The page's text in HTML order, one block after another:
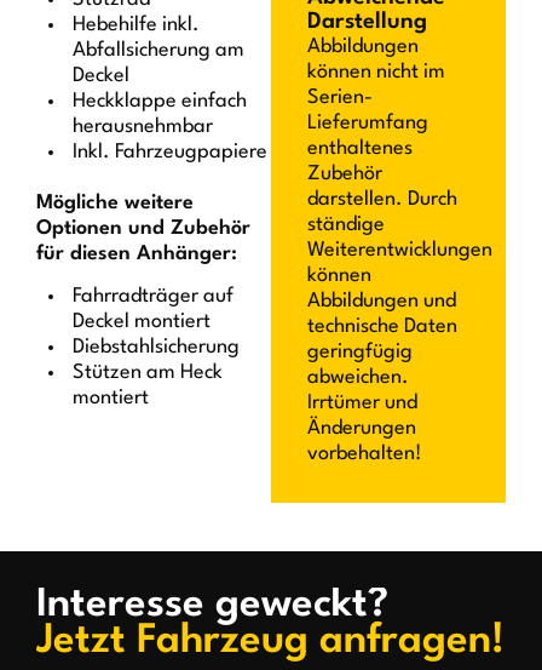
Hebehilfe inkl.
Abfallsicherung am
Deckel
Heckklappe einfach
herausnehmbar
Inkl. Fahrzeugpapiere
Mögliche weitere
Optionen und Zubehör
für diesen Anhänger:
Fahrradträger auf
Deckel montiert
Diebstahlsicherung
Stützen am Heck
montiert
Darstellung
Abbildungen
können nicht im
Serien-
Lieferumfang
enthaltenes
Zubehör
darstellen. Durch
ständige
Weiterentwicklungen
können
Abbildungen und
technische Daten
geringfügig
abweichen.
Irrtümer und
Änderungen
vorbehalten!
Interesse geweckt?
Jetzt Fahrzeug anfragen!